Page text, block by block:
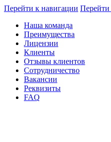
Перейти к навигации
Наша команда
Преимущества
Лицензии
Клиенты
Отзывы клиентов
Сотрудничество
Вакансии
Реквизиты
FAQ